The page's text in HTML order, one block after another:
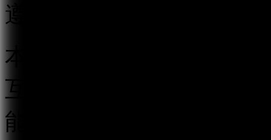
遵守本规定。
本规定所称跟帖评论服
互动传播平台以及其他
能的传播平台，以发帖